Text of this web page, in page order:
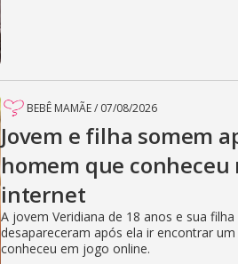
BEBÊ MAMÃE/ 07/08/2026
Jovem e filha somem
homem que conheceu
internet
A jovem Veridiana de 18 anos e sua
desapareceram após ela ir encontrar
conheceu em jogo online.